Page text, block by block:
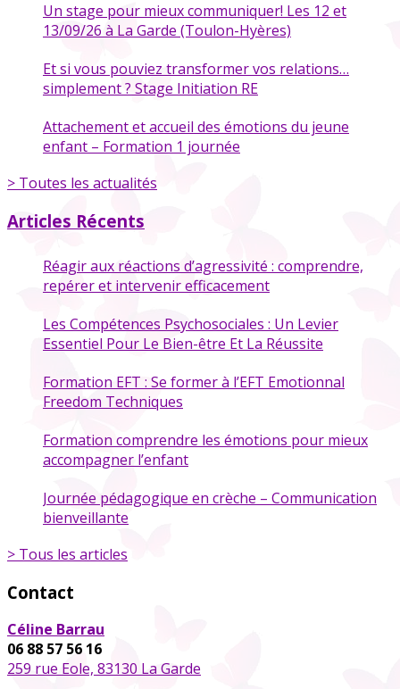
Un stage pour mieux communiquer! Les 12 et
13/09/26 à La Garde (Toulon-Hyères)
Et si vous pouviez transformer vos relations…
simplement ? Stage Initiation RE
Attachement et accueil des émotions du jeune
enfant – Formation 1 journée
> Toutes les actualités
Articles Récents
Réagir aux réactions d’agressivité : comprendre,
repérer et intervenir efficacement
Les Compétences Psychosociales : Un Levier
Essentiel Pour Le Bien-être Et La Réussite
Formation EFT : Se former à l’EFT Emotionnal
Freedom Techniques
Formation comprendre les émotions pour mieux
accompagner l’enfant
Journée pédagogique en crèche – Communication
bienveillante
> Tous les articles
Contact
Céline Barrau
06 88 57 56 16
259 rue Eole, 83130 La Garde